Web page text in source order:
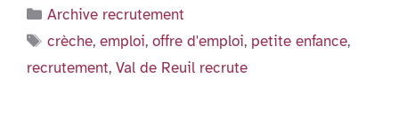
Catégories
Archive recrutement
Étiquettes
crèche,emploi,offre d'emploi, petite enfance,
recrutement, Val de Reuil recrute